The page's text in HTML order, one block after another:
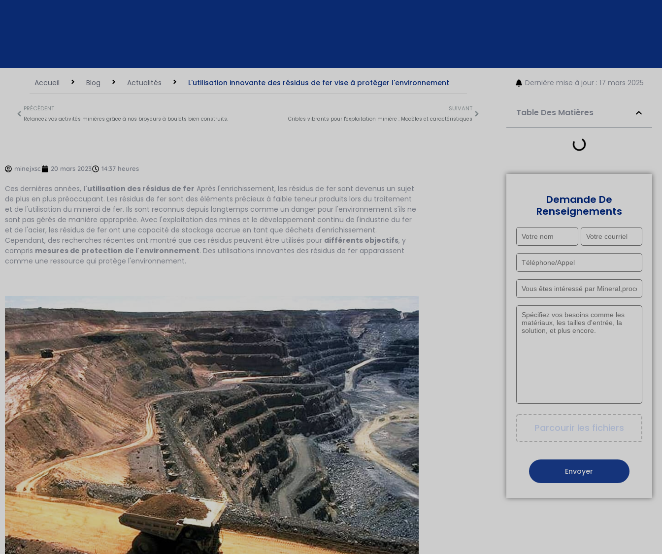
Accueil Blog Actualités L'utilisation innovante des résidus de fer vise à protéger l'environnement
PRÉCÉDENT
Relancez vos activités minières grâce à nos broyeurs à boulets bien construits.
SUIVANT
Cribles vibrants pour l'exploitation minière : Modèles et caractéristiques
minejxsc 20 mars 2023 14:37 heures
Ces dernières années, l'utilisation des résidus de fer Après l'enrichissement, les résidus de fer sont devenus un sujet
de plus en plus préoccupant. Les résidus de fer sont des éléments précieux à faible teneur produits lors du traitement
et de l'utilisation du minerai de fer. Ils sont reconnus depuis longtemps comme un danger pour l'environnement s'ils ne
sont pas gérés de manière appropriée. Avec l'exploitation des mines et le développement continu de l'industrie du fer
et de l'acier, les résidus de fer ont une capacité de stockage accrue en tant que déchets d'enrichissement.
Cependant, des recherches récentes ont montré que ces résidus peuvent être utilisés pour différents objectifs, y
compris mesures de protection de l'environnement. Des utilisations innovantes des résidus de fer apparaissent
comme une ressource qui protège l'environnement.
Dernière mise à jour : 17 mars 2025
Table Des Matières
Demande De
Renseignements
Parcourir les fichiers